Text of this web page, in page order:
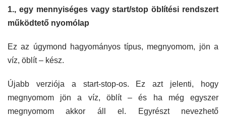
1., egy mennyiséges vagy start/stop öblítési rendszert
működtető nyomólap
Ez az úgymond hagyományos típus, megnyomom, jön a
víz, öblít – kész.
Újabb verziója a start-stop-os. Ez azt jelenti, hogy
megnyomom jön a víz, öblít – és ha még egyszer
megnyomom akkor áll el. Egyrészt nevezhető